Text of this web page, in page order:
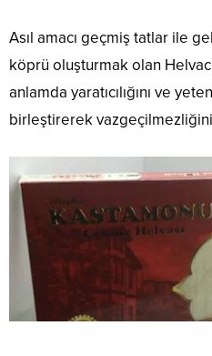
Asıl amacı geçmiş tatlar ile
köprü oluşturmak olan
anlamda yaratıcılığını ve
birleştirerek